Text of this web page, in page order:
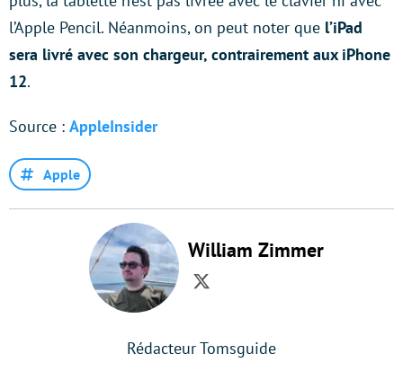
l’Apple Pencil. Néanmoins, on peut noter que l’iPad
sera livré avec son chargeur, contrairement aux iPhone
12.
Source : AppleInsider
Apple
William Zimmer
Twitter
Rédacteur Tomsguide